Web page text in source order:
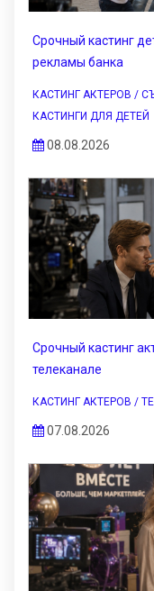
Срочный кастинг
рекламы банка
КАСТИНГ АКТЕРОВ /
КАСТИНГИ ДЛЯ ДЕТЕЙ
08.08.2026
Срочный кастинг
телеканале
КАСТИНГ АКТЕРОВ /
07.08.2026